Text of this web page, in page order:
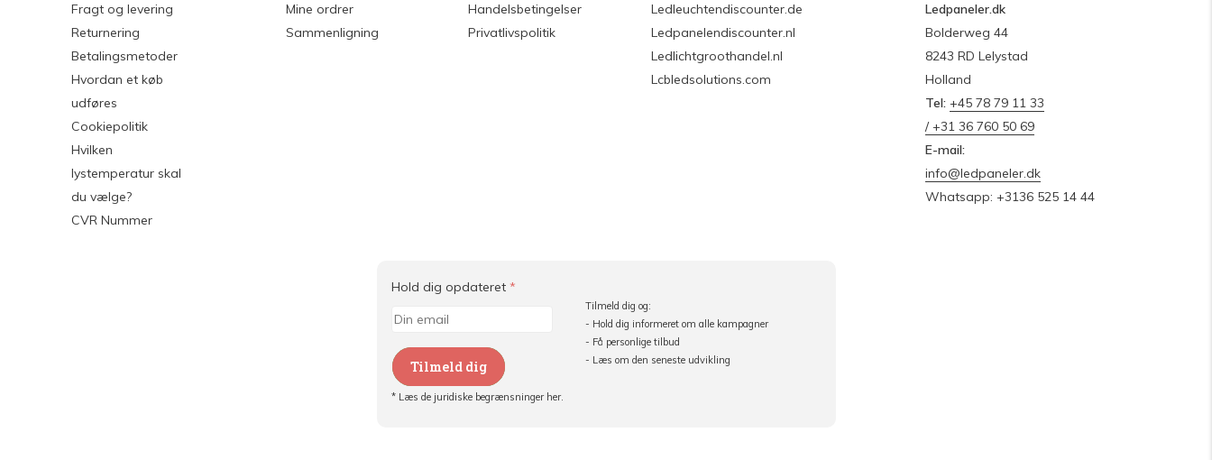
Fragt og levering
Returnering
Betalingsmetoder
Hvordan et køb
udføres
Cookiepolitik
Hvilken
lystemperatur skal
du vælge?
CVR Nummer
Mine ordrer
Sammenligning
Handelsbetingelser
Privatlivspolitik
Ledleuchtendiscounter.de
Ledpanelendiscounter.nl
Ledlichtgroothandel.nl
Lcbledsolutions.com
Ledpaneler.dk
Bolderweg 44
8243 RD Lelystad
Holland
Tel: +45 78 79 11 33
/ +31 36 760 50 69
E-mail:
info@ledpaneler.dk
Whatsapp: +3136 525 14 44
Hold dig opdateret *
Tilmeld dig
* Læs de juridiske begrænsninger her.
Tilmeld dig og:
- Hold dig informeret om alle kampagner
- Få personlige tilbud
- Læs om den seneste udvikling